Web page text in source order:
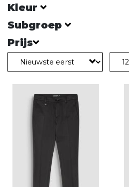
Kleur
Subgroep
Prijs